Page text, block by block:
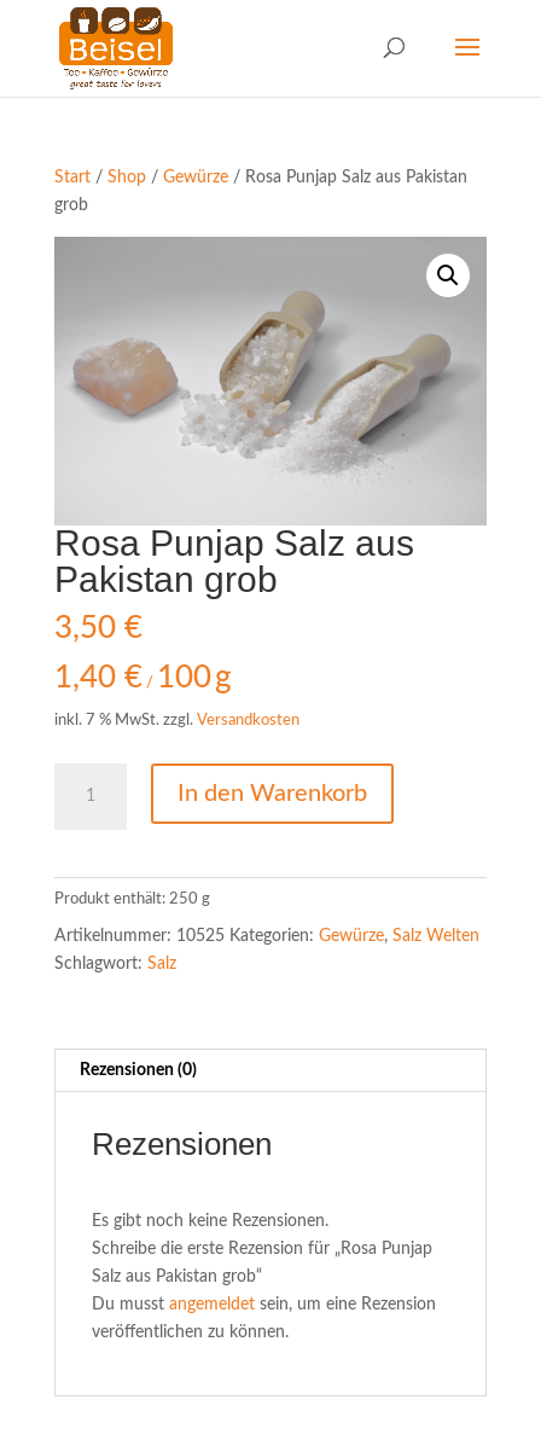
Start/ Shop/ Gewürze/ Rosa Punjap Salz aus Pakistan
grob
Rosa Punjap Salz aus
Pakistan grob
3,50 €
1,40 €/ 100g
inkl. 7 % MwSt. zzgl. Versandkosten
Punjap
Menge
In den Warenkorb
Produkt enthält: 250 g
Artikelnummer: 10525 Kategorien: Gewürze, Salz Welten
Schlagwort: Salz
Rezensionen (0)
Rezensionen
Es gibt noch keine Rezensionen.
Schreibe die erste Rezension für „Rosa Punjap
Salz aus Pakistan grob“
Du musst angemeldetsein, um eine Rezension
veröffentlichen zu können.